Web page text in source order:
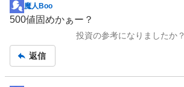
掲
示
事
魔人Boo
500値固めかぁー？
投資の参考になりましたか？
返信